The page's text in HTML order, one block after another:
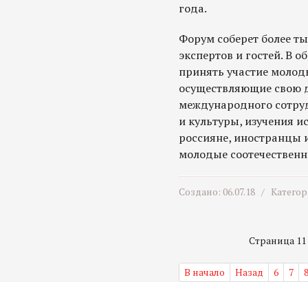
года.
Форум соберет более
экспертов и гостей. В
принять участие
осуществляющие свою
международного
и культуры, изучения
россияне,
молодые
Создано: 06.07.18 /
Страница 11
В начало Назад 6 7
8